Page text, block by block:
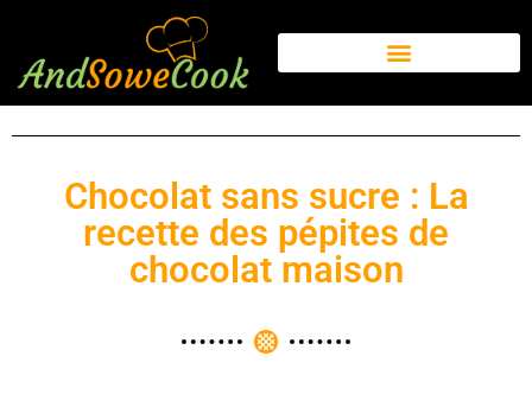
Chocolat sans sucre : La
recette des pépites de
chocolat maison